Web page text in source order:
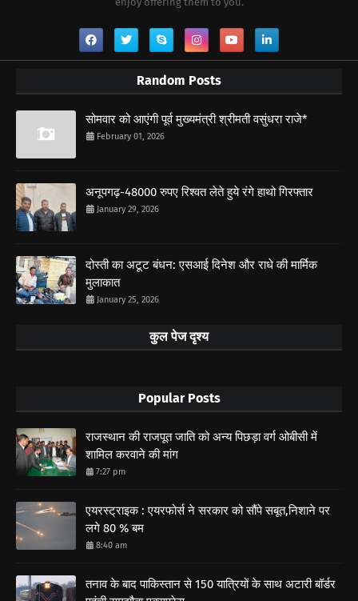
Random Posts
सोमवार को आएंगी पूर्व मुख्यमंत्री श्रीमती वसुंधरा राजे*
February 01, 2026
अनूपगढ़-48000 रुपए रिश्वत लेते हुये रंगे हाथो गिरफ्तार
January 29, 2026
दोस्ती का अटूट बंधन: एसआई दिनेश और राधे की मार्मिक
मुलाकात
January 25, 2026
कुल पेज दृश्य
Popular Posts
राजस्थान की राजपूत जाति को अन्य पिछड़ा वर्ग ओबीसी में
शामिल करवाने की मांग
7:27 pm
एयरस्ट्राइक : एयरफोर्स ने सरकार को सौंपे सबूत,निशाने पर
लगे 80 % बम
8:40 am
तनाव के बाद पाकिस्तान से 150 यात्रियों के साथ अटारी बॉर्डर